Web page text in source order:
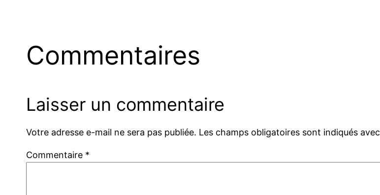
Commentaires
Laisser un commentaire
Votre adresse e-mail ne sera pas publiée. Les champs obligatoires sont indiqués avec
Commentaire *